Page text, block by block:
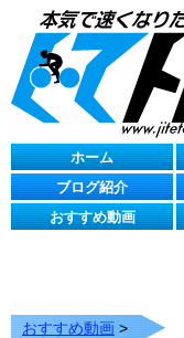
ホーム
ブログ紹介
おすすめ動画
おすすめ動画 >